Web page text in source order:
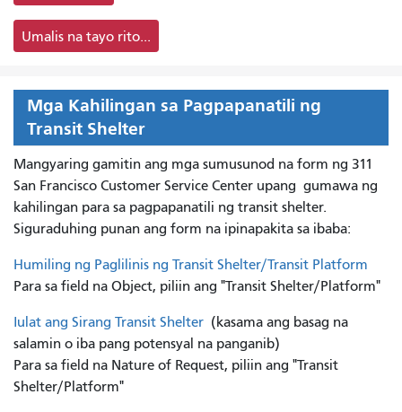
Umalis na tayo rito...
Mga Kahilingan sa Pagpapanatili ng
Transit Shelter
Mangyaring gamitin ang mga sumusunod na form ng 311
San Francisco Customer Service Center upang gumawa ng
kahilingan para sa pagpapanatili ng transit shelter.
Siguraduhing punan ang form na ipinapakita sa ibaba:
Humiling ng Paglilinis ng Transit Shelter/Transit Platform
Para sa field na Object, piliin ang "Transit Shelter/Platform"
Iulat ang Sirang Transit Shelter (kasama ang basag na
salamin o iba pang potensyal na panganib)
Para sa field na Nature of Request, piliin ang "Transit
Shelter/Platform"